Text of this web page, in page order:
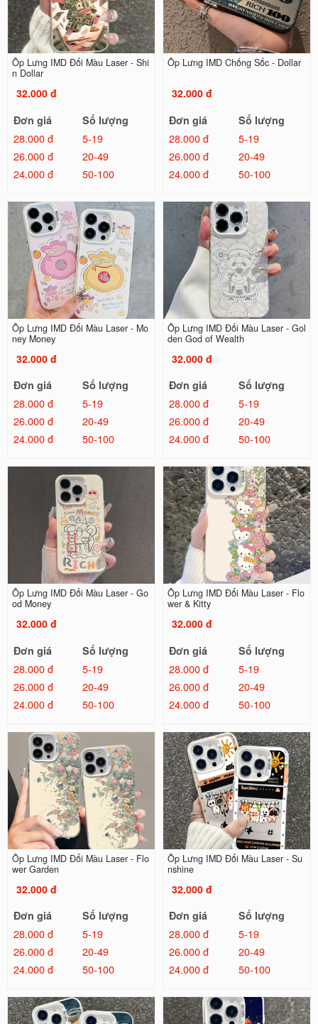
Ốp Lưng IMD Đổi Màu Laser - Shi
n Dollar
32.000 đ
Đơn giá
Số lượng
28.000 đ
5-19
26.000 đ
20-49
24.000 đ
50-100
Ốp Lưng IMD Chống Sốc - Dollar
32.000 đ
Đơn giá
Số lượng
28.000 đ
5-19
26.000 đ
20-49
24.000 đ
50-100
Ốp Lưng IMD Đổi Màu Laser - Mo
ney Money
32.000 đ
Đơn giá
Số lượng
28.000 đ
5-19
26.000 đ
20-49
24.000 đ
50-100
Ốp Lưng IMD Đổi Màu Laser - Gol
den God of Wealth
32.000 đ
Đơn giá
Số lượng
28.000 đ
5-19
26.000 đ
20-49
24.000 đ
50-100
Ốp Lưng IMD Đổi Màu Laser - Go
od Money
32.000 đ
Đơn giá
Số lượng
28.000 đ
5-19
26.000 đ
20-49
24.000 đ
50-100
Ốp Lưng IMD Đổi Màu Laser - Flo
wer & Kitty
32.000 đ
Đơn giá
Số lượng
28.000 đ
5-19
26.000 đ
20-49
24.000 đ
50-100
Ốp Lưng IMD Đổi Màu Laser - Flo
wer Garden
32.000 đ
Đơn giá
Số lượng
28.000 đ
5-19
26.000 đ
20-49
24.000 đ
50-100
Ốp Lưng IMD Đổi Màu Laser - Su
nshine
32.000 đ
Đơn giá
Số lượng
28.000 đ
5-19
26.000 đ
20-49
24.000 đ
50-100